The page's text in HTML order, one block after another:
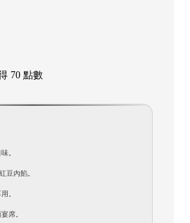
70 點數
。
豆內餡。
。
席。